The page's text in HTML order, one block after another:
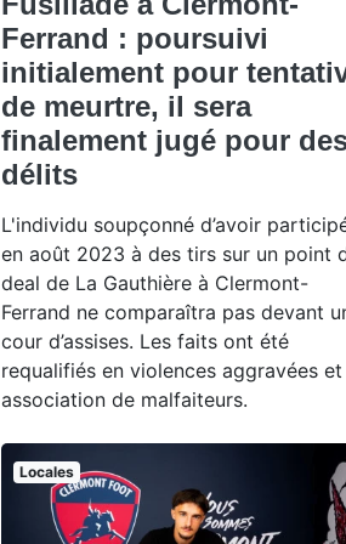
Ferrand : poursuivi
initialement pour
de meurtre, il sera
finalement jugé pour
délits
L'individu soupçonné d’avoir
en août 2023 à des tirs sur un point
deal de La Gauthière à Clermont-
Ferrand ne comparaîtra pas devant
cour d’assises. Les faits ont été
requalifiés en violences aggravées et
association de malfaiteurs.
Locales